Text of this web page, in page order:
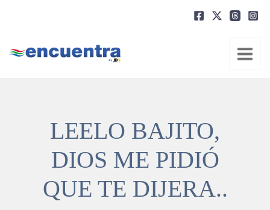
LEELO BAJITO,
DIOS ME PIDIÓ
QUE TE DIJERA..